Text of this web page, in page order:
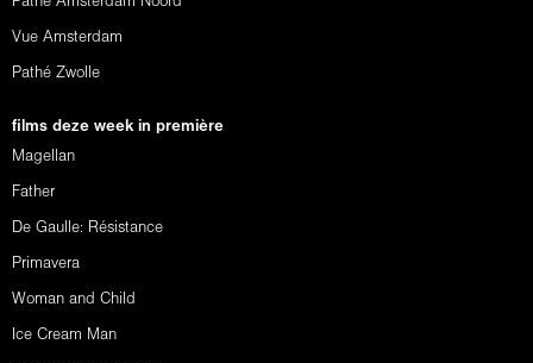
Vue Amsterdam
Pathé Zwolle
films deze week in première
Magellan
Father
De Gaulle: Résistance
Primavera
Woman and Child
Ice Cream Man